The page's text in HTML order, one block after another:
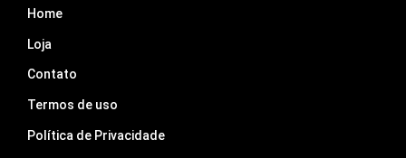
Home
Loja
Contato
Termos de uso
Política de Privacidade